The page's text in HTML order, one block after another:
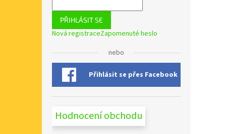
PŘIHLÁSIT SE
Nová registraceZapomenuté heslo
nebo
Přihlásit se přes Facebook
Hodnocení obchodu